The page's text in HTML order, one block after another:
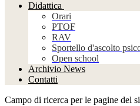
Didattica
Orari
PTOF
RAV
Sportello d'ascolto
Open school
Archivio News
Contatti
Campo di ricerca per le pagine del